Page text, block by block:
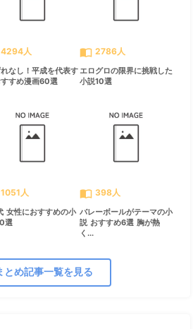
4294人
なし！平成を代表す
すめ漫画60選
import_contacts 2786人
エログロの限界に挑戦した
小説10選
1051人
女性におすすめの小
選
import_contacts 398人
バレーボールがテーマの小
説 おすすめ6選 胸が熱
く...
とめ記事一覧を見る